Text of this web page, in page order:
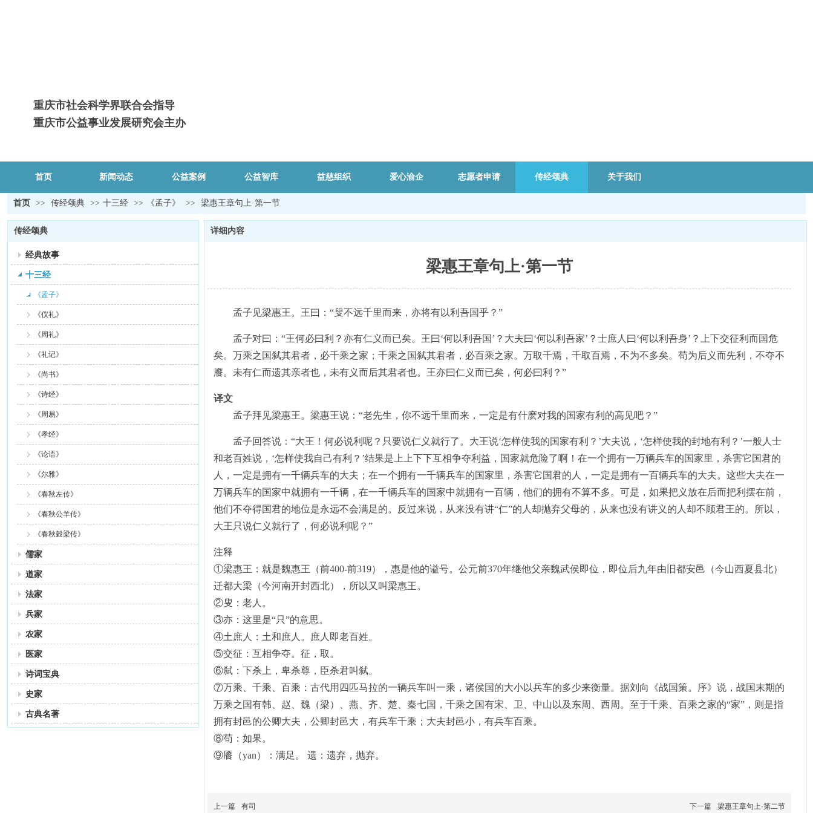
重庆市社会科学界联合会指导
重庆市公益事业发展研究会主办
首页 新闻动态 公益案例 公益智库 益慈组织 爱心渝企 志愿者申请 传经颂典 关于我们
首页 >> 传经颂典 >> 十三经 >> 《孟子》 >> 梁惠王章句上·第一节
传经颂典
经典故事
十三经
《孟子》
《仪礼》
《周礼》
《礼记》
《尚书》
《诗经》
《周易》
《孝经》
《论语》
《尔雅》
《春秋左传》
《春秋公羊传》
《春秋穀梁传》
儒家
道家
法家
兵家
农家
医家
诗词宝典
史家
古典名著
详细内容
梁惠王章句上·第一节
孟子见梁惠王。王曰：“叟不远千里而来，亦将有以利吾国乎？”
孟子对曰：“王何必曰利？亦有仁义而已矣。王曰‘何以利吾国’？大夫曰‘何以利吾家’？士庶人曰‘何以利吾身’？上下交征利而国危
矣。万乘之国弑其君者，必千乘之家；千乘之国弑其君者，必百乘之家。万取千焉，千取百焉，不为不多矣。苟为后义而先利，不夺不
餍。未有仁而遗其亲者也，未有义而后其君者也。王亦曰仁义而已矣，何必曰利？”
译文
孟子拜见梁惠王。梁惠王说：“老先生，你不远千里而来，一定是有什麽对我的国家有利的高见吧？”
孟子回答说：“大王！何必说利呢？只要说仁义就行了。大王说‘怎样使我的国家有利？’大夫说，‘怎样使我的封地有利？’一般人士
和老百姓说，‘怎样使我自己有利？’结果是上上下下互相争夺利益，国家就危险了啊！在一个拥有一万辆兵车的国家里，杀害它国君的
人，一定是拥有一千辆兵车的大夫；在一个拥有一千辆兵车的国家里，杀害它国君的人，一定是拥有一百辆兵车的大夫。这些大夫在一
万辆兵车的国家中就拥有一千辆，在一千辆兵车的国家中就拥有一百辆，他们的拥有不算不多。可是，如果把义放在后而把利摆在前，
他们不夺得国君的地位是永远不会满足的。反过来说，从来没有讲“仁”的人却抛弃父母的，从来也没有讲义的人却不顾君王的。所以，
大王只说仁义就行了，何必说利呢？”
注释
①梁惠王：就是魏惠王（前400-前319），惠是他的谥号。公元前370年继他父亲魏武侯即位，即位后九年由旧都安邑（今山西夏县北）
迁都大梁（今河南开封西北），所以又叫梁惠王。
②叟：老人。
③亦：这里是“只”的意思。
④土庶人：土和庶人。庶人即老百姓。
⑤交征：互相争夺。征，取。
⑥弑：下杀上，卑杀尊，臣杀君叫弑。
⑦万乘、千乘、百乘：古代用四匹马拉的一辆兵车叫一乘，诸侯国的大小以兵车的多少来衡量。据刘向《战国策。序》说，战国末期的
万乘之国有韩、赵、魏（梁）、燕、齐、楚、秦七国，千乘之国有宋、卫、中山以及东周、西周。至于千乘、百乘之家的“家”，则是指
拥有封邑的公卿大夫，公卿封邑大，有兵车千乘；大夫封邑小，有兵车百乘。
⑧苟：如果。
⑨餍（yan）：满足。 遗：遗弃，抛弃。
上一篇 有司 下一篇 梁惠王章句上·第二节